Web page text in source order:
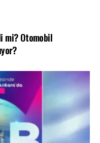
mi? Otomobil